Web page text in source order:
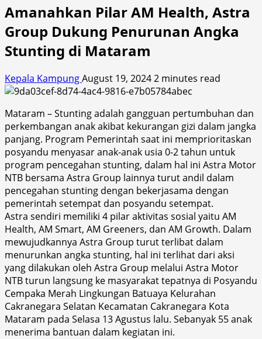
Amanahkan Pilar AM Health, Astra
Group Dukung Penurunan Angka
Stunting di Mataram
Kepala KampungAugust 19, 20242 minutes read
Mataram – Stunting adalah gangguan pertumbuhan dan
perkembangan anak akibat kekurangan gizi dalam jangka
panjang. Program Pemerintah saat ini memprioritaskan
posyandu menyasar anak-anak usia 0-2 tahun untuk
program pencegahan stunting, dalam hal ini Astra Motor
NTB bersama Astra Group lainnya turut andil dalam
pencegahan stunting dengan bekerjasama dengan
pemerintah setempat dan posyandu setempat.
Astra sendiri memiliki 4 pilar aktivitas sosial yaitu AM
Health, AM Smart, AM Greeners, dan AM Growth. Dalam
mewujudkannya Astra Group turut terlibat dalam
menurunkan angka stunting, hal ini terlihat dari aksi
yang dilakukan oleh Astra Group melalui Astra Motor
NTB turun langsung ke masyarakat tepatnya di Posyandu
Cempaka Merah Lingkungan Batuaya Kelurahan
Cakranegara Selatan Kecamatan Cakranegara Kota
Mataram pada Selasa 13 Agustus lalu. Sebanyak 55 anak
menerima bantuan dalam kegiatan ini.